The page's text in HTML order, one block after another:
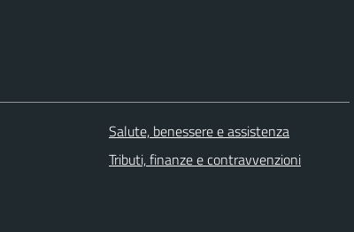
Salute, benessere e assistenza
Tributi, finanze e contravvenzioni